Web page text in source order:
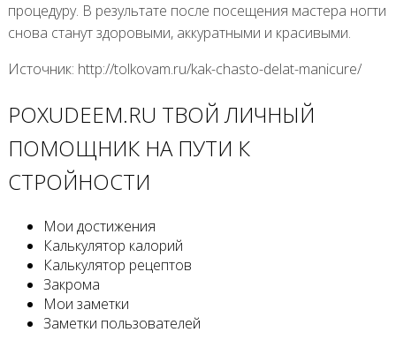
процедуру. В результате после посещения мастера ногти
снова станут здоровыми, аккуратными и красивыми.
Источник: http://tolkovam.ru/kak-chasto-delat-manicure/
POXUDEEM.RU ТВОЙ ЛИЧНЫЙ
ПОМОЩНИК НА ПУТИ К
СТРОЙНОСТИ
Мои достижения
Калькулятор калорий
Калькулятор рецептов
Закрома
Мои заметки
Заметки пользователей